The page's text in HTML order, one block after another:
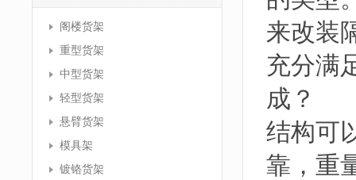
阁楼货架
重型货架
中型货架
轻型货架
悬臂货架
模具架
镀铬货架
来改装
充分满
成？
结构可
靠，重